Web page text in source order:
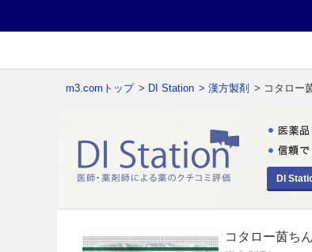
m3.comトップ > DI Station > 漢方製剤 > コタロー
DI
コタロー茵ち